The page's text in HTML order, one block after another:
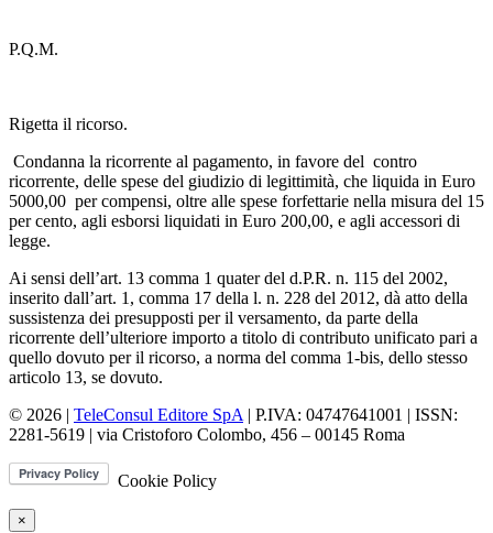
P.Q.M.
Rigetta il ricorso.
Condanna la ricorrente al pagamento, in favore del contro
ricorrente, delle spese del giudizio di legittimità, che liquida in Euro
5000,00 per compensi, oltre alle spese forfettarie nella misura del 15
per cento, agli esborsi liquidati in Euro 200,00, e agli accessori di
legge.
Ai sensi dell’art. 13 comma 1 quater del d.P.R. n. 115 del 2002,
inserito dall’art. 1, comma 17 della l. n. 228 del 2012, dà atto della
sussistenza dei presupposti per il versamento, da parte della
ricorrente dell’ulteriore importo a titolo di contributo unificato pari a
quello dovuto per il ricorso, a norma del comma 1-bis, dello stesso
articolo 13, se dovuto.
© 2026 | TeleConsul Editore SpA | P.IVA: 04747641001 | ISSN:
2281-5619 | via Cristoforo Colombo, 456 – 00145 Roma
Cookie Policy
×